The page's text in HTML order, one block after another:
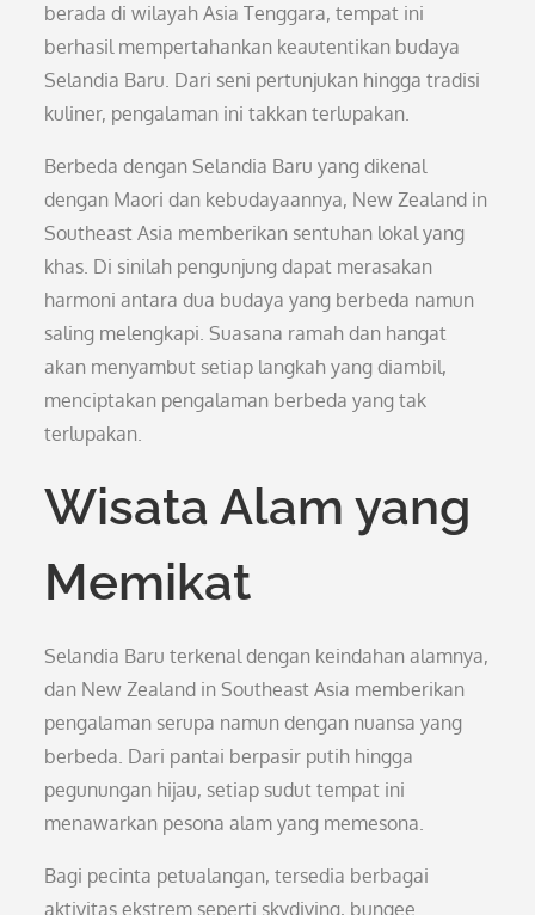
berada di wilayah Asia Tenggara, tempat ini
berhasil mempertahankan keautentikan budaya
Selandia Baru. Dari seni pertunjukan hingga tradisi
kuliner, pengalaman ini takkan terlupakan.
Berbeda dengan Selandia Baru yang dikenal
dengan Maori dan kebudayaannya, New Zealand in
Southeast Asia memberikan sentuhan lokal yang
khas. Di sinilah pengunjung dapat merasakan
harmoni antara dua budaya yang berbeda namun
saling melengkapi. Suasana ramah dan hangat
akan menyambut setiap langkah yang diambil,
menciptakan pengalaman berbeda yang tak
terlupakan.
Wisata Alam yang
Memikat
Selandia Baru terkenal dengan keindahan alamnya,
dan New Zealand in Southeast Asia memberikan
pengalaman serupa namun dengan nuansa yang
berbeda. Dari pantai berpasir putih hingga
pegunungan hijau, setiap sudut tempat ini
menawarkan pesona alam yang memesona.
Bagi pecinta petualangan, tersedia berbagai
aktivitas ekstrem seperti skydiving, bungee